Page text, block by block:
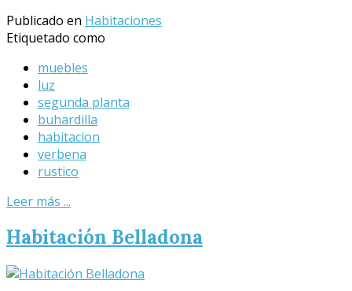
Publicado en Habitaciones
Etiquetado como
muebles
luz
segunda planta
buhardilla
habitacion
verbena
rustico
Leer más ...
Habitación Belladona